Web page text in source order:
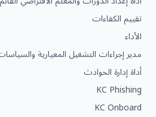
تقييم الكفاءات
الأداء
مدير إجراءات التشغيل المعيارية
أداة إدارة الحوادث
KC Phishing
KC Onboard